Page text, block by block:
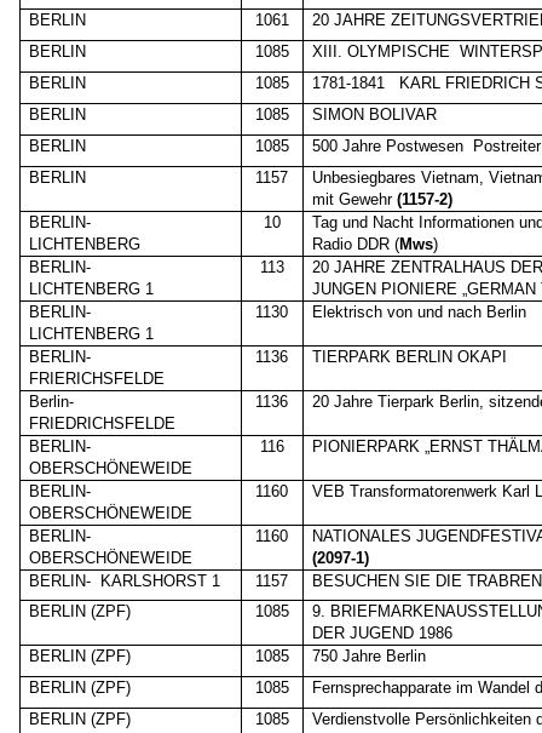
BERLIN
1061
20 JAHRE
BERLIN
1085 XIII. OLYMPISCHE
BERLIN
1085 1781-1841
KARL FRIEDRICH
BERLIN
1085
SIMON BOLIVAR
BERLIN
1085 500 Jahre Postwesen
Postreiter
BERLIN
1157
Unbesiegbares Vietnam,
mit Gewehr(1157-2)
BERLIN-
LICHTENBERG
10
Tag und Nacht Informationen
Radio DDR (Mws)
BERLIN-
LICHTENBERG 1
113
20 JAHRE ZENTRALHAUS
JUNGEN PIONIERE „GERMAN
BERLIN-
LICHTENBERG 1
1130 Elektrisch von und nach Berlin
BERLIN-
FRIERICHSFELDE
1136 TIERPARK BERLIN OKAPI
Berlin-
FRIEDRICHSFELDE
1136 20 Jahre Tierpark Berlin,
BERLIN-
OBERSCHÖNEWEIDE
116 PIONIERPARK „ERNST
BERLIN-
OBERSCHÖNEWEIDE
1160 VEB Transformatorenwerk Karl
BERLIN-
OBERSCHÖNEWEIDE
1160
NATIONALES
(2097-1)
BERLIN-
KARLSHORST 1 1157
BESUCHEN SIE DIE
BERLIN (ZPF)
1085
9.
DER JUGEND 1986
BERLIN (ZPF)
1085
750 Jahre Berlin
BERLIN (ZPF)
1085
Fernsprechapparate im Wandel
BERLIN (ZPF)
1085
Verdienstvolle Persönlichkeiten